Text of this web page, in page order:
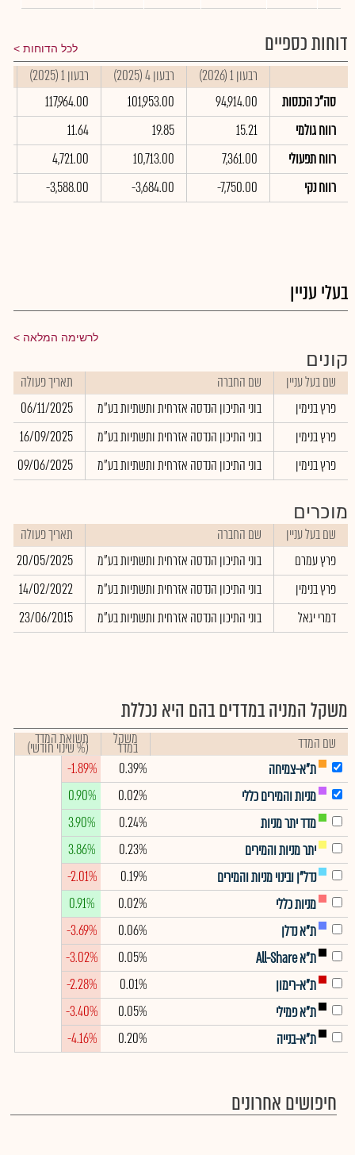
דוחות כספיים לכל הדוחות
רבעון 1 (2026) רבעון 4 (2025) רבעון 1 (2025)
סה"כ הכנסות
94,914.00
101,953.00
117,964.00
רווח גולמי
15.21
19.85
11.64
רווח תפעולי
7,361.00
10,713.00
4,721.00
רווח נקי
-7,750.00
-3,684.00
-3,588.00
בעלי עניין
לרשימה המלאה
קונים
שם בעל עניין שם החברה
תאריך פעולה
פרץ בנימין
בוני התיכון הנדסה אזרחית ותשתיות בע"מ
06/11/2025
פרץ בנימין
בוני התיכון הנדסה אזרחית ותשתיות בע"מ
16/09/2025
פרץ בנימין
בוני התיכון הנדסה אזרחית ותשתיות בע"מ 09/06/2025
מוכרים
שם בעל עניין שם החברה
תאריך פעולה
פרץ עמרם
בוני התיכון הנדסה אזרחית ותשתיות בע"מ
20/05/2025
פרץ בנימין
בוני התיכון הנדסה אזרחית ותשתיות בע"מ
14/02/2022
דמרי יגאל
בוני התיכון הנדסה אזרחית ותשתיות בע"מ 23/06/2015
משקל המניה במדדים בהם היא נכללת
שם המדד משקל
במדד תשואת המדד
(% שינוי חודשי)
ת"א-צמיחה
0.39%
-1.89%
מניות והמירים כללי
0.02%
0.90%
מדד יתר מניות
0.24%
3.90%
יתר מניות והמירים
0.23%
3.86%
נדל"ן ובינוי מניות והמירים
0.19%
-2.01%
מניות כללי
0.02%
0.91%
ת"א נדלן
0.06%
-3.69%
ת"א All-Share
0.05%
-3.02%
ת"א-רימון
0.01%
-2.28%
ת"א פמילי
0.05%
-3.40%
ת"א-בנייה
0.20%
-4.16%
חיפושים אחרונים